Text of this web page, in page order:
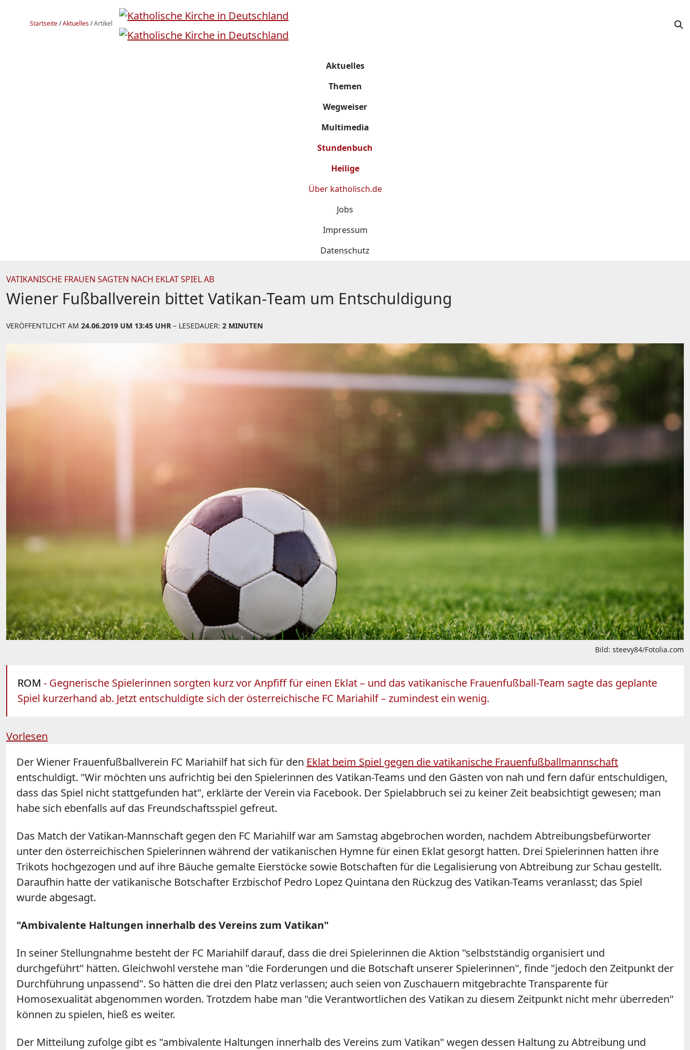
Startseite/Aktuelles/Artikel
Aktuelles
Themen
Wegweiser
Multimedia
Stundenbuch
Heilige
Über katholisch.de
Jobs
Impressum
Datenschutz
VATIKANISCHE FRAUEN SAGTEN NACH EKLAT SPIEL AB
Wiener Fußballverein bittet Vatikan-Team um Entschuldigung
VERÖFFENTLICHT AM 24.06.2019 UM 13:45 UHR – LESEDAUER: 2 MINUTEN
Bild: steevy84/Fotolia.com
ROM - Gegnerische Spielerinnen sorgten kurz vor Anpfiff für einen Eklat – und das vatikanische Frauenfußball-Team sagte das geplante
Spiel kurzerhand ab. Jetzt entschuldigte sich der österreichische FC Mariahilf – zumindest ein wenig.
Vorlesen
DerWiener Frauenfußballverein FC Mariahilf hat sich für den Eklat beim Spiel gegen die vatikanische Frauenfußballmannschaft
entschuldigt. "Wir möchten uns aufrichtig bei den Spielerinnen des Vatikan-Teams und den Gästen von nah und fern dafür entschuldigen,
dass das Spiel nicht stattgefunden hat", erklärte der Verein via Facebook. Der Spielabbruch sei zu keiner Zeit beabsichtigt gewesen; man
habe sich ebenfalls auf das Freundschaftsspiel gefreut.
Das Match der Vatikan-Mannschaft gegen den FC Mariahilf war am Samstag abgebrochen worden, nachdem Abtreibungsbefürworter
unter den österreichischen Spielerinnen während der vatikanischen Hymne für einen Eklat gesorgt hatten. Drei Spielerinnen hatten ihre
Trikots hochgezogen und auf ihre Bäuche gemalte Eierstöcke sowie Botschaften für die Legalisierung von Abtreibung zur Schau gestellt.
Daraufhin hatte der vatikanische Botschafter Erzbischof Pedro Lopez Quintana den Rückzug des Vatikan-Teams veranlasst; das Spiel
wurde abgesagt.
"Ambivalente Haltungen innerhalb des Vereins zum Vatikan"
In seiner Stellungnahme besteht der FC Mariahilf darauf, dass die drei Spielerinnen die Aktion "selbstständig organisiert und
durchgeführt" hätten. Gleichwohl verstehe man "die Forderungen und die Botschaft unserer Spielerinnen", finde "jedoch den Zeitpunkt der
Durchführung unpassend". So hätten die drei den Platz verlassen; auch seien von Zuschauern mitgebrachte Transparente für
Homosexualität abgenommen worden. Trotzdem habe man "die Verantwortlichen des Vatikan zu diesem Zeitpunkt nicht mehr überreden"
können zu spielen, hieß es weiter.
Der Mitteilung zufolge gibt es "ambivalente Haltungen innerhalb des Vereins zum Vatikan" wegen dessen Haltung zu Abtreibung und